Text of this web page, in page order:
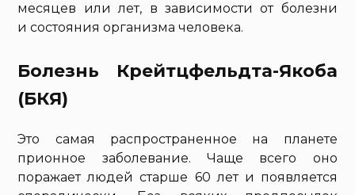
месяцев или лет, в зависимости от болезни
и состояния организма человека.
Болезнь Крейтцфельдта-Якоба
(БКЯ)
Это самая распространенное на планете
прионное заболевание. Чаще всего оно
поражает людей старше 60 лет и появляется